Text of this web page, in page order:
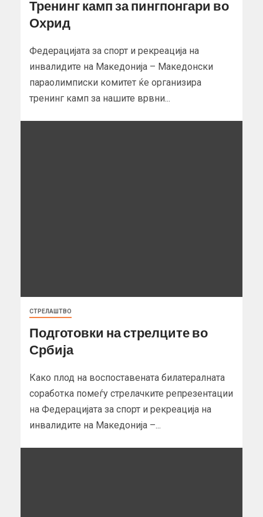
Тренинг камп за пингпонгари во
Охрид
Федерацијата за спорт и рекреација на
инвалидите на Македонија – Македонски
параолимписки комитет ќе организира
тренинг камп за нашите врвни...
СТРЕЛАШТВО
Подготовки на стрелците во
Србија
Како плод на воспоставената билатералната
соработка помеѓу стрелачките репрезентации
на Федерацијата за спорт и рекреација на
инвалидите на Македонија –...